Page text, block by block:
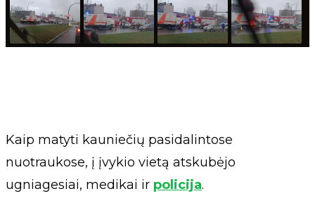
Kaip matyti kauniečių pasidalintose
nuotraukose, į įvykio vietą atskubėjo
ugniagesiai, medikai ir policija.